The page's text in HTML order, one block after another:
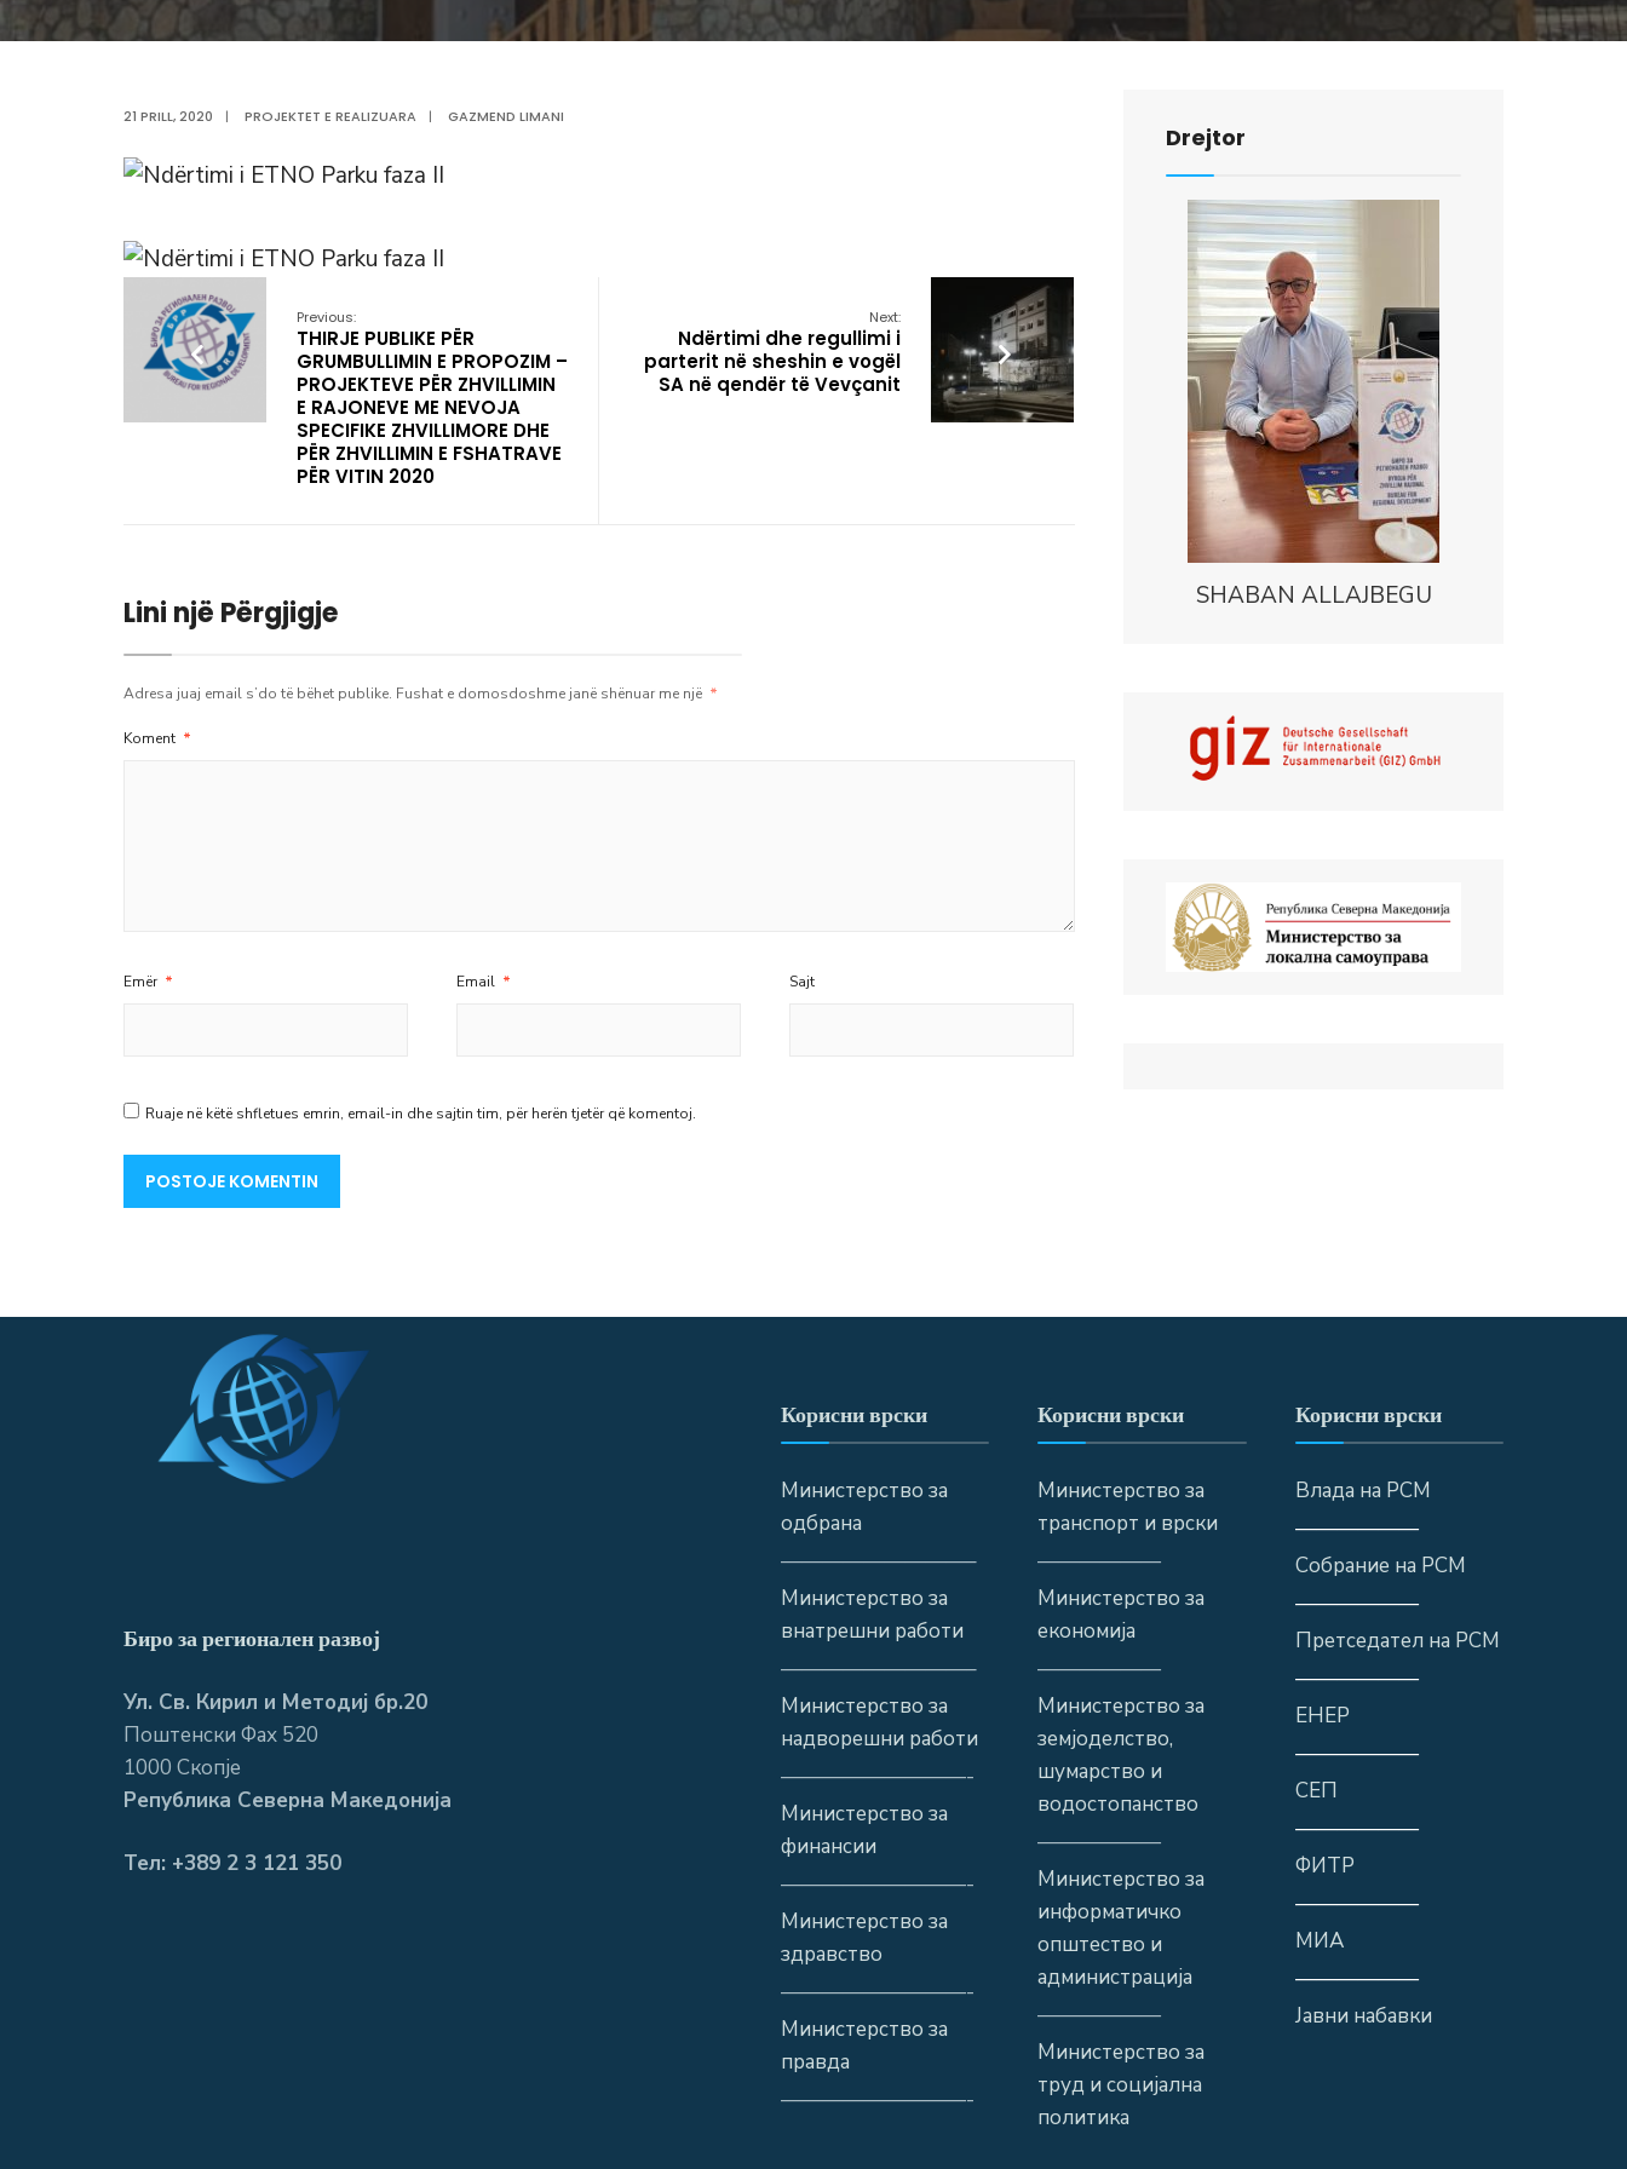
21 PRILL, 2020 | PROJEKTET E REALIZUARA | GAZMEND LIMANI
Previous:
THIRJE PUBLIKE PËR
GRUMBULLIMIN E PROPOZIM –
PROJEKTEVE PËR ZHVILLIMIN
E RAJONEVE ME NEVOJA
SPECIFIKE ZHVILLIMORE DHE
PËR ZHVILLIMIN E FSHATRAVE
PËR VITIN 2020
Next:
Ndërtimi dhe regullimi i
parterit në sheshin e vogël
SA në qendër të Vevçanit
Lini një Përgjigje
Adresa juaj email s’do të bëhet publike. Fushat e domosdoshme janë shënuar me një *
Koment *
Emër * Email * Sajt
Ruaje në këtë shfletues emrin, email-in dhe sajtin tim, për herën tjetër që komentoj.
Drejtor
SHABAN ALLAJBEGU
Биро за регионален развој
Ул. Св. Кирил и Методиј бр.20
Поштенски Фах 520
1000 Скопје
Република Северна Македонија
Тел: +389 2 3 121 350
Корисни врски
Министерство за
одбрана
—————————–
Министерство за
внатрешни работи
—————————–
Министерство за
надворешни работи
—————————-
Министерство за
финансии
—————————-
Министерство за
здравство
—————————-
Министерство за
правда
—————————-
Корисни врски
Министерство за
транспорт и врски
——————
Министерство за
економија
——————
Министерство за
земјоделство,
шумарство и
водостопанство
——————
Министерство за
информатичко
општество и
администрација
——————
Министерство за
труд и социјална
политика
Корисни врски
Влада на РСМ
——————
Собрание на РСМ
——————
Претседател на РСМ
——————
ЕНЕР
——————
СЕП
——————
ФИТР
——————
МИА
——————
Јавни набавки